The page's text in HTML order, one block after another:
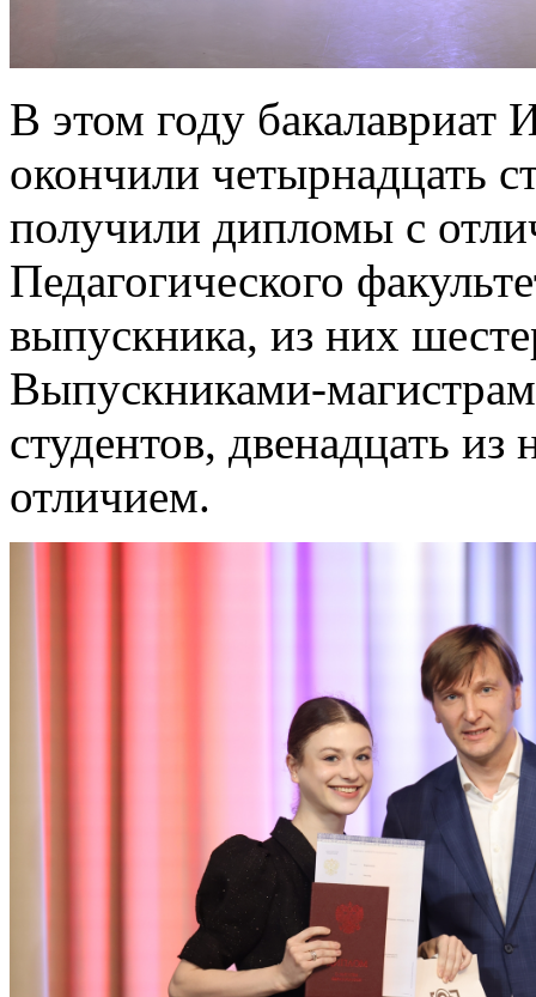
В этом году бакалавриат
окончили четырнадцать
получили дипломы с
Педагогического
выпускника, из них
Выпускниками-
студентов, двенадцать
отличием.